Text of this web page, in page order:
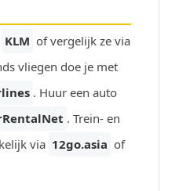
KLM of vergelijk ze via
vliegen doe je met
. Huur een auto
. Trein- en
via 12go.asia of